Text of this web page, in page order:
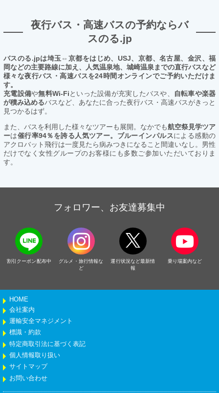
夜行バス・高速バスの予約ならバ
スのる.jp
バスのる.jpは埼玉⇔京都をはじめ、USJ、京都、名古屋、金沢、福
岡などの主要路線に加え、人気温泉地、城崎温泉までの直行バスなど
様々な夜行バス・高速バスを24時間オンラインでご予約いただけま
す。
充電設備や無料Wi-Fiといった設備が充実したバスや、
自転車や楽器
が積み込めるバスなど、あなたに合った夜行バス・高速バスがきっと
見つかるはず。
また、バスを利用した様々なツアーも展開。なかでも航空祭見学ツア
ーは催行率94％を誇る人気ツアー。ブルーインパルスによる感動の
アクロバット飛行は一度見たら病みつきになること間違いなし。男性
だけでなく女性グループのお客様にも多数ご参加いただいておりま
す。
フォロワー、お友達募集中
割引クーポン配布中
グルメ・旅行情報な
ど
運行状況など最新情
報
乗り場案内など
HOME
会社案内
運輸安全マネジメント
標識・約款
特定商取引法に基づく表記
個人情報取り扱い
サイトマップ
お問い合わせ